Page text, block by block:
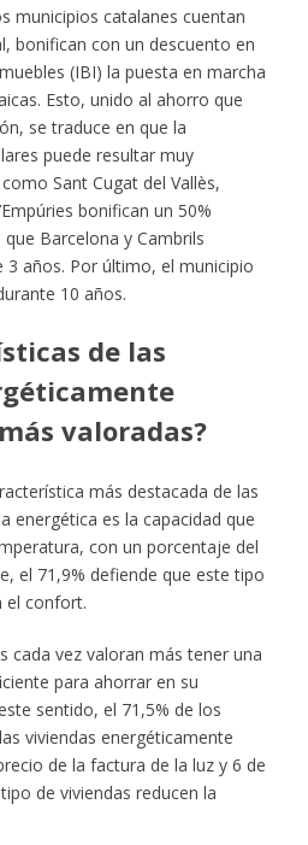
municipios catalanes cuentan
bonifican con un descuento en
(IBI) la puesta en marcha
Esto, unido al ahorro que
se traduce en que la
puede resultar muy
Sant Cugat del Vallès,
bonifican un 50%
Barcelona y Cambrils
3 años. Por último, el municipio
10 años.
de las
valoradas?
más destacada de las
energética es la capacidad que
con un porcentaje del
el 71,9% defiende que este tipo
el confort.
cada vez valoran más tener una
para ahorrar en su
sentido, el 71,5% de los
viviendas energéticamente
de la factura de la luz y 6 de
de viviendas reducen la